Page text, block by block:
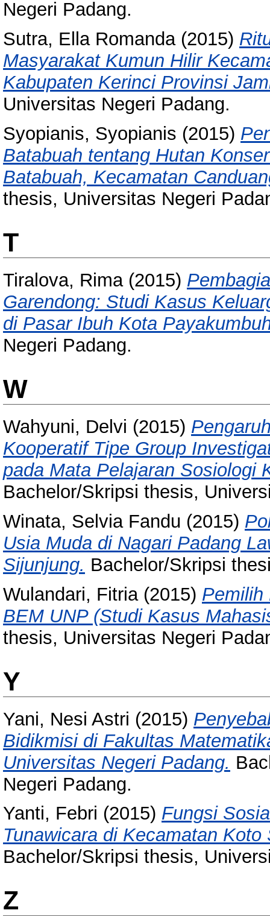
Negeri Padang.
Sutra, Ella Romanda(2015)
Masyarakat Kumun Hilir
Kabupaten Kerinci Provinsi
Universitas Negeri Padang.
Syopianis, Syopianis (2015)
Batabuah tentang Hutan
Batabuah, Kecamatan
thesis, Universitas Negeri
T
Tiralova, Rima(2015)
Garendong: Studi Kasus
di Pasar Ibuh Kota
Negeri Padang.
W
Wahyuni, Delvi (2015)
Kooperatif Tipe Group
pada Mata Pelajaran Sosiologi
Bachelor/Skripsi thesis,
Winata, Selvia Fandu (2015)
Usia Muda di Nagari Padang
Sijunjung. Bachelor/Skripsi
Wulandari, Fitria(2015) Pemilih
BEM UNP (Studi Kasus
thesis, Universitas Negeri
Y
Yani, Nesi Astri (2015)
Bidikmisi di Fakultas
Universitas Negeri Padang.
Negeri Padang.
Yanti, Febri (2015) Fungsi
Tunawicara di Kecamatan
Bachelor/Skripsi thesis,
Z